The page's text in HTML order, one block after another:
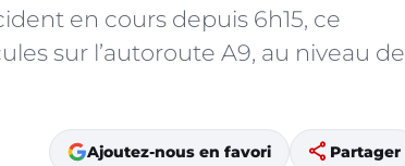
en cours depuis 6h15, ce
sur l’autoroute A9, au niveau de
Ajoutez-nous en favori share Partager